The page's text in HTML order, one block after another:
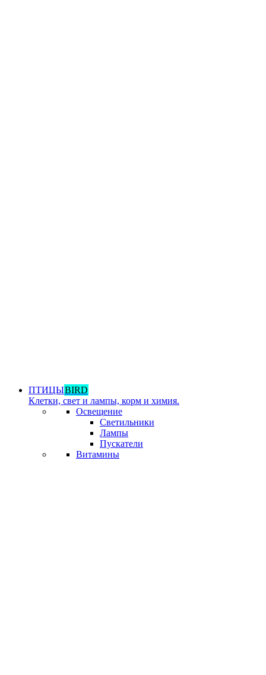
ПТИЦЫBIRD
Клетки, свет и лампы, корм и химия.
Освещение
Светильники
Лампы
Пускатели
Витамины